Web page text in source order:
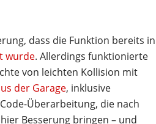
dass die Funktion bereits in
wurde. Allerdings funktionierte
von leichten Kollision mit
der Garage, inklusive
Überarbeitung, die nach
Besserung bringen – und